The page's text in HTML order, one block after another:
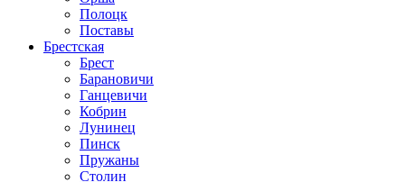
Полоцк
Поставы
Брестская
Брест
Барановичи
Ганцевичи
Кобрин
Лунинец
Пинск
Пружаны
Столин